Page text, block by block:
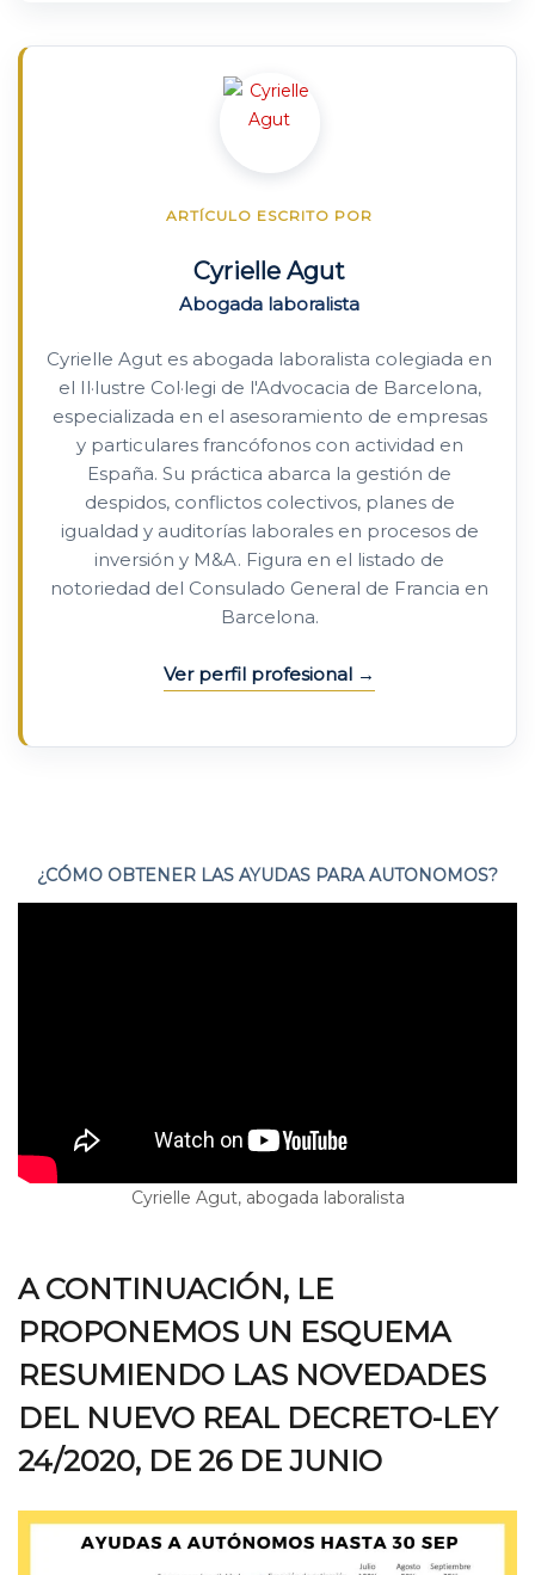
ARTÍCULO ESCRITO POR
Cyrielle Agut
Abogada laboralista
Cyrielle Agut es abogada laboralista colegiada en
el Il·lustre Col·legi de l'Advocacia de Barcelona,
especializada en el asesoramiento de empresas
y particulares francófonos con actividad en
España. Su práctica abarca la gestión de
despidos, conflictos colectivos, planes de
igualdad y auditorías laborales en procesos de
inversión y M&A. Figura en el listado de
notoriedad del Consulado General de Francia en
Barcelona.
Ver perfil profesional
¿CÓMO OBTENER LAS AYUDAS PARA AUTONOMOS?
Cyrielle Agut, abogada laboralista
A CONTINUACIÓN, LE
PROPONEMOS UN ESQUEMA
RESUMIENDO LAS NOVEDADES
DEL NUEVO REAL DECRETO-LEY
24/2020, DE 26 DE JUNIO